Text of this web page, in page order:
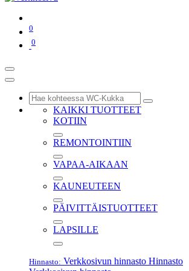
0
0
KAIKKI TUOTTEET
KOTIIN
REMONTOINTIIN
VAPAA-AIKAAN
KAUNEUTEEN
PÄIVITTÄISTUOTTEET
LAPSILLE
Hinnasto: Verkkosivun hinnasto Hinnasto